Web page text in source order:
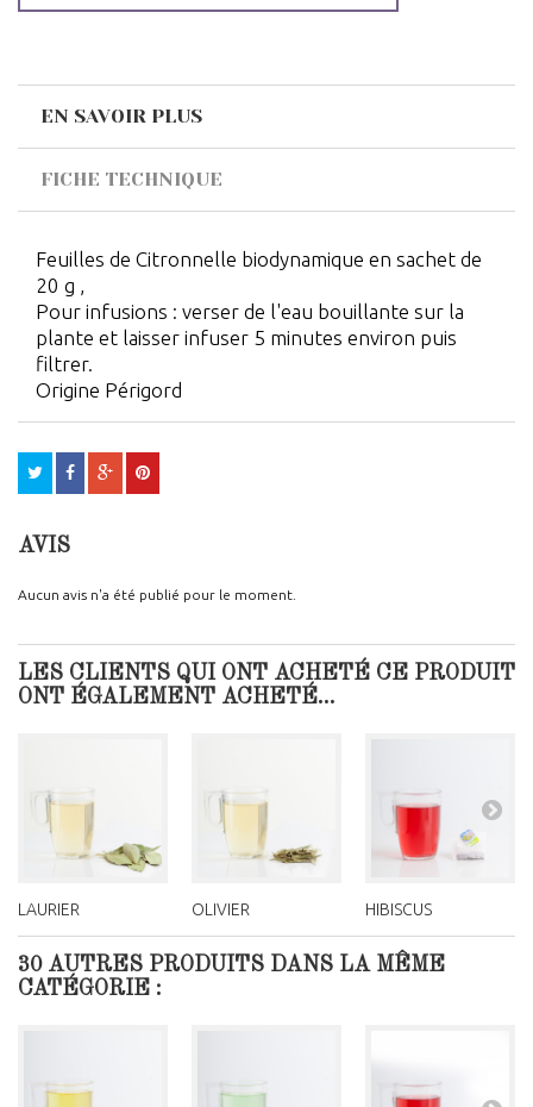
EN SAVOIR PLUS
FICHE TECHNIQUE
Feuilles de Citronnelle biodynamique en sachet de
20 g ,
Pour infusions : verser de l'eau bouillante sur la
plante et laisser infuser 5 minutes environ puis
filtrer.
Origine Périgord
AVIS
Aucun avis n'a été publié pour le moment.
LES CLIENTS QUI ONT ACHETÉ CE PRODUIT
ONT ÉGALEMENT ACHETÉ...
LAURIER OLIVIER HIBISCUS
30 AUTRES PRODUITS DANS LA MÊME
CATÉGORIE :